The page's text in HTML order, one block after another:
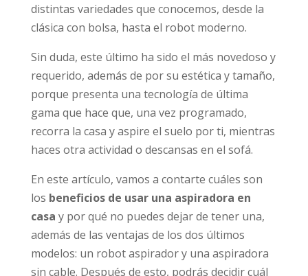
distintas variedades que conocemos, desde la
clásica con bolsa, hasta el robot moderno.
Sin duda, este último ha sido el más novedoso y
requerido, además de por su estética y tamaño,
porque presenta una tecnología de última
gama que hace que, una vez programado,
recorra la casa y aspire el suelo por ti, mientras
haces otra actividad o descansas en el sofá.
En este artículo, vamos a contarte cuáles son
los beneficios de usar una aspiradora en
casa y por qué no puedes dejar de tener una,
además de las ventajas de los dos últimos
modelos: un robot aspirador y una aspiradora
sin cable. Después de esto, podrás decidir cuál